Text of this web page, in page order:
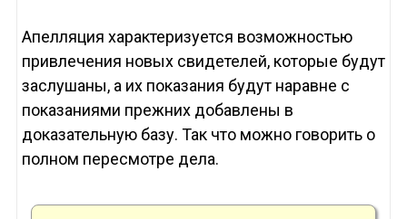
Апелляция характеризуется возможностью
привлечения новых свидетелей, которые будут
заслушаны, а их показания будут наравне с
показаниями прежних добавлены в
доказательную базу. Так что можно говорить о
полном пересмотре дела.